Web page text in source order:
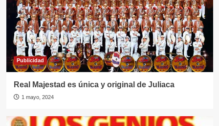
Publicidad
Real Majestad es única y original de Juliaca
1 mayo, 2024